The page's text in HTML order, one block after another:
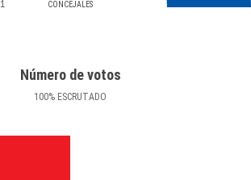
CONCEJALES
Número de votos
100% ESCRUTADO